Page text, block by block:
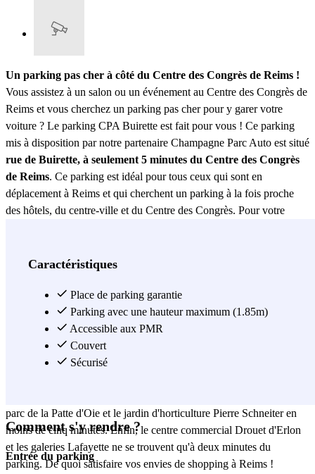
Un parking pas cher à côté du Centre des Congrès de Reims !
Vous assistez à un salon ou un événement au Centre des Congrès de
Reims et vous cherchez un parking pas cher pour y garer votre
voiture ? Le parking CPA Buirette est fait pour vous ! Ce parking
mis à disposition par notre partenaire Champagne Parc Auto est situé
rue de Buirette, à seulement 5 minutes du Centre des Congrès
de Reims. Ce parking est idéal pour tous ceux qui sont en
déplacement à Reims et qui cherchent un parking à la fois proche
des hôtels, du centre-ville et du Centre des Congrès. Pour votre
disponible vous est garantie !
vous cherchez un parking depuis lequel vous pourrez facilement
découvrir les principaux sites touristiques de la ville ? Réservez
votre place au parking CPA Buirette ! Ce parking pas cher bénéficie
d'une situation idéale, en plein centre-ville. Visitez la Cathédrale, le
Palais du Tau et les différents musées de Reims tout en sachant votre
parc de la Patte d'Oie et le jardin d'horticulture Pierre Schneiter en
moins de cinq minutes. Enfin, le centre commercial Drouet d'Erlon
et les galeries Lafayette ne se trouvent qu'à deux minutes du
parking. De quoi satisfaire vos envies de shopping à Reims !
Caractéristiques
Place de parking garantie
Parking avec une hauteur maximum (1.85m)
Accessible aux PMR
Couvert
Sécurisé
Comment s'y rendre ?
Entrée du parking